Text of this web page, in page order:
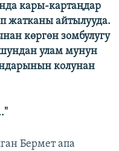
кары-картаңдар
жатканы айтылууда.
көргөн зомбулугу
улам мунун
колунан
Бермет апа